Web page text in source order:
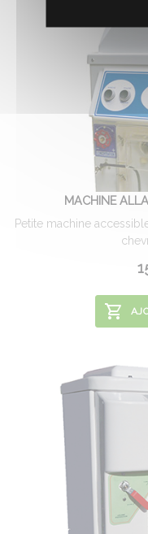
MACHINE
Petite machine